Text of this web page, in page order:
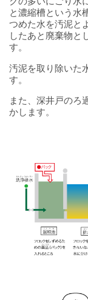
と濃縮槽という水
つめた水を汚泥と
したあと廃棄物と
す。
汚泥を取り除いた
す。
また、深井戸のろ
かします。